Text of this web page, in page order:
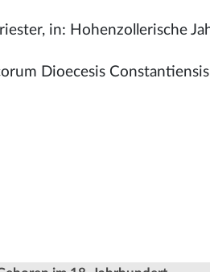
in: Hohenzollerische
Dioecesis